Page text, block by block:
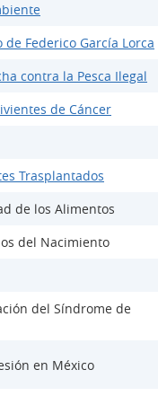
Federico García Lorca
contra la Pesca Ilegal
de Cáncer
Trasplantados
de los Alimentos
del Nacimiento
del Síndrome de
en México